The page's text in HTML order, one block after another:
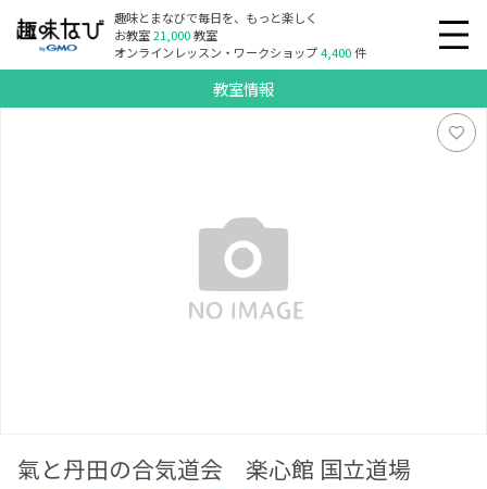
趣味とまなびで毎日を、もっと楽しく
お教室21,000教室
オンラインレッスン・ワークショップ4,400件
教室情報
氣と丹田の合気道会 楽心館 国立道場